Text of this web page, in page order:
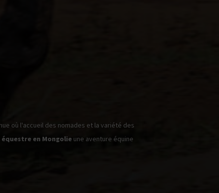
où l'accueil des nomades et la variété des
en Mongolie une aventure équine